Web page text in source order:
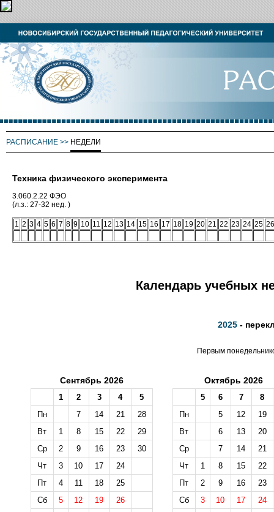
РАСПИСАНИЕ >> НЕДЕЛИ
Техника физического эксперимента
3.060.2.22 ФЭО
(л.з.: 27-32 нед. )
1 2 3 4 5 6 7 8 9 10 11 12 13 14 15 16 17 18 19 20 21 22 23 24 25 26
Календарь учебных
2025 -
Первым
Сентябрь 2026
1 2 3 4
5
Пн
7 14 21
28
Вт
1 8 15 22
29
Ср
2 9 16 23
30
Чт
3 10 17
24
Пт
4 11 18
25
Сб
5 12 19
26
Октябрь 2026
5 6 7
8
Пн
5 12
19
Вт
6 13
20
Ср
7 14
21
Чт
1 8 15
22
Пт
2 9 16
23
Сб
3 10 17
24